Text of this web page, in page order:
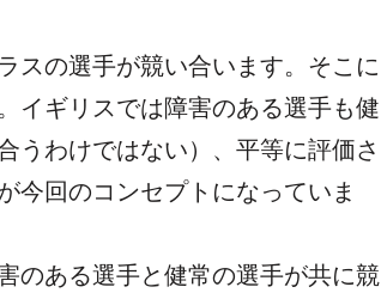
スの選手が競い合います。そこに
イギリスでは障害のある選手も健
うわけではない）、平等に評価さ
今回のコンセプトになっていま
のある選手と健常の選手が共に競